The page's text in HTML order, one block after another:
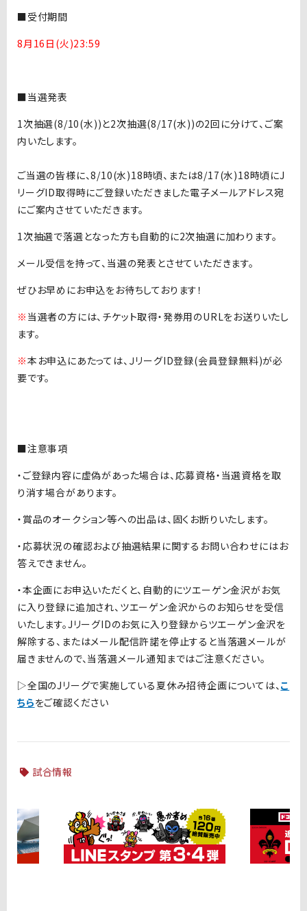
■受付期間
8月16日(火)23:59
■当選発表
1次抽選(8/10(水))と2次抽選(8/17(水))の2回に分けて、ご案
内いたします。
ご当選の皆様に、8/10(水)18時頃、または8/17(水)18時頃にJ
リーグID取得時にご登録いただきました電子メールアドレス宛
にご案内させていただきます。
1次抽選で落選となった方も自動的に2次抽選に加わります。
メール受信を持って、当選の発表とさせていただきます。
ぜひお早めにお申込をお待ちしております！
※ 当選者の方には、チケット取得・発券用のURLをお送りいたし
ます。
※本お申込にあたっては、ＪリーグID登録(会員登録無料)が必
要です。
■注意事項
・ご登録内容に虚偽があった場合は、応募資格・当選資格を取
り消す場合があります。
・賞品のオークション等への出品は、固くお断りいたします。
・応募状況の確認および抽選結果に関するお問い合わせにはお
答えできません。
・本企画にお申込いただくと、自動的にツエーゲン金沢がお気
に入り登録に追加され、ツエーゲン金沢からのお知らせを受信
いたします。JリーグIDのお気に入り登録からツエーゲン金沢を
解除する、またはメール配信許諾を停止すると当落選メールが
届きませんので、当落選メール通知まではご注意ください。
▷全国のJリーグで実施している夏休み招待企画については、こ
ちらをご確認ください
試合情報